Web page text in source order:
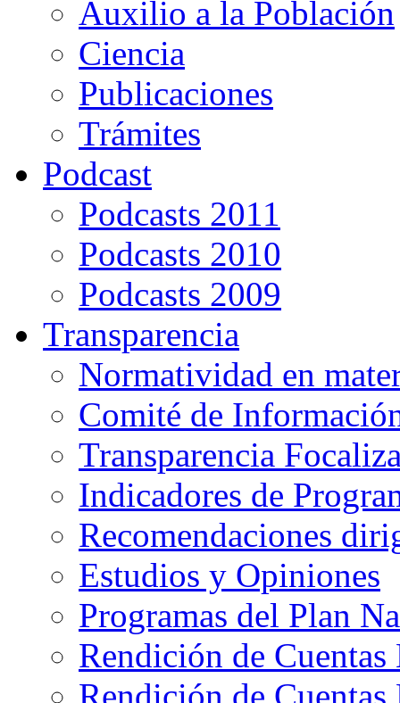
Auxilio a la Población
Ciencia
Publicaciones
Trámites
Podcast
Podcasts 2011
Podcasts 2010
Podcasts 2009
Transparencia
Normatividad en
Comité de
Transparencia
Indicadores de
Recomendaciones
Estudios y Opiniones
Programas del Plan
Rendición de Cuentas
Rendición de Cuentas